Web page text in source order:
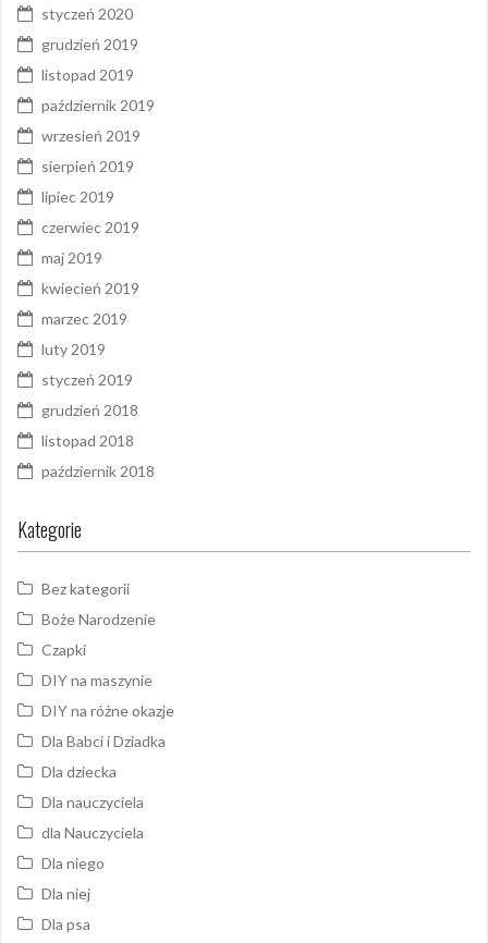
styczeń 2020
grudzień 2019
listopad 2019
październik 2019
wrzesień 2019
sierpień 2019
lipiec 2019
czerwiec 2019
maj 2019
kwiecień 2019
marzec 2019
luty 2019
styczeń 2019
grudzień 2018
listopad 2018
październik 2018
Kategorie
Bez kategorii
Boże Narodzenie
Czapki
DIY na maszynie
DIY na różne okazje
Dla Babci i Dziadka
Dla dziecka
Dla nauczyciela
dla Nauczyciela
Dla niego
Dla niej
Dla psa